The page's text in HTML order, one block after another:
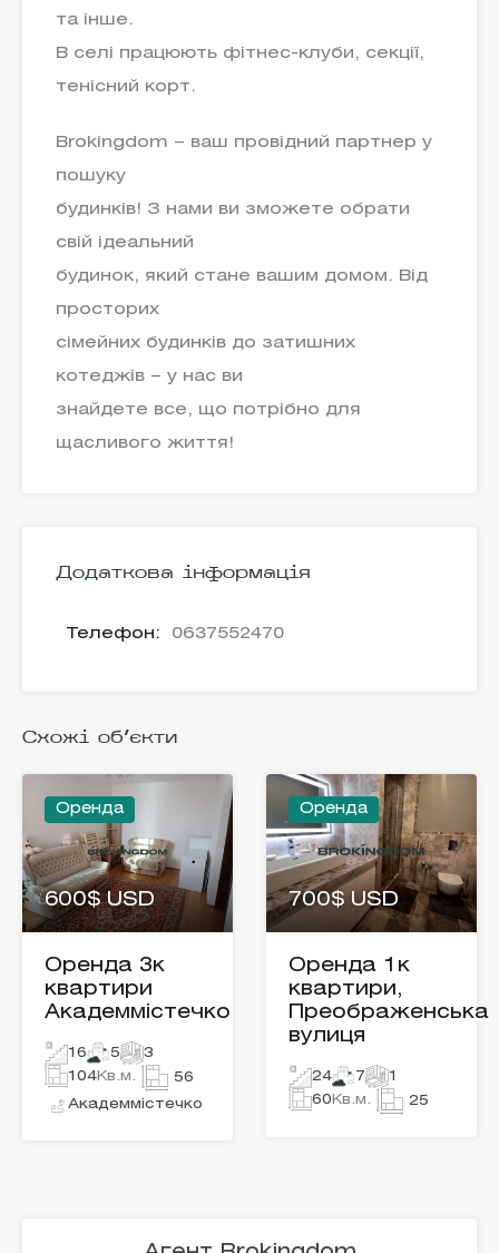
та інше.
В селі працюють фітнес-клуби, секції,
тенісний корт.
Brokingdom – ваш провідний партнер у
пошуку
будинків! З нами ви зможете обрати
свій ідеальний
будинок, який стане вашим домом. Від
просторих
сімейних будинків до затишних
котеджів – у нас ви
знайдете все, що потрібно для
щасливого життя!
Додаткова інформація
Телефон: 0637552470
Схожі об'єкти
Оренда
600$ USD
Оренда 3к
квартири
Академмістечко
16 5
3
104Кв.м. 56
Академмістечко
Оренда
700$ USD
Оренда 1к
квартири,
Преображенська
вулиця
24 7
1
60 Кв.м. 25